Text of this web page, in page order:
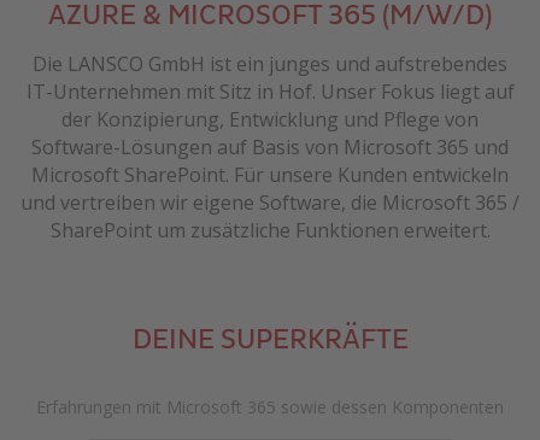
AZURE & MICROSOFT 365 (M/W/D)
Die LANSCO GmbH ist ein junges und aufstrebendes
IT-Unternehmen mit Sitz in Hof. Unser Fokus liegt auf
der Konzipierung, Entwicklung und Pflege von
Software-Lösungen auf Basis von Microsoft 365 und
Microsoft SharePoint. Für unsere Kunden entwickeln
und vertreiben wir eigene Software, die Microsoft 365 /
SharePoint um zusätzliche Funktionen erweitert.
DEINE SUPERKRÄFTE
Erfahrungen mit Microsoft 365 sowie dessen Komponenten